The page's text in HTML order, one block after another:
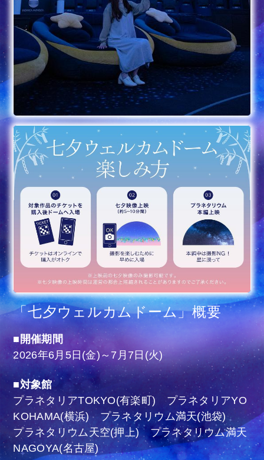
「七夕ウェルカムドーム」概要
■開催期間
2026年6月5日(金)～7月7日(火)
■対象館
プラネタリアTOKYO(有楽町) プラネタリアYO
KOHAMA(横浜) プラネタリウム満天(池袋)
プラネタリウム天空(押上) プラネタリウム満天
NAGOYA(名古屋)